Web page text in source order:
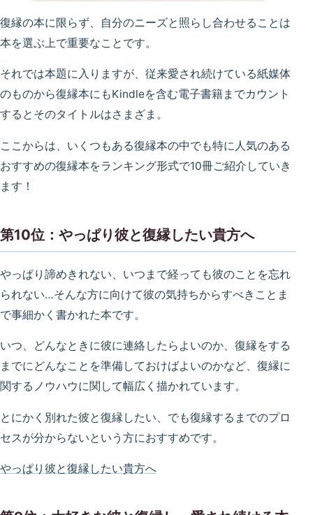
復縁の本に限らず、自分のニーズと照らし合わせることは
本を選ぶ上で重要なことです。
それでは本題に入りますが、従来愛され続けている紙媒体
のものから復縁本にもKindleを含む電子書籍までカウント
するとそのタイトルはさまざま。
ここからは、いくつもある復縁本の中でも特に人気のある
おすすめの復縁本をランキング形式で10冊ご紹介していき
ます！
第10位：やっぱり彼と復縁したい貴方へ
やっぱり諦めきれない、いつまで経っても彼のことを忘れ
られない…そんな方に向けて彼の気持ちからすべきことま
で事細かく書かれた本です。
いつ、どんなときに彼に連絡したらよいのか、復縁をする
までにどんなことを準備しておけばよいのかなど、復縁に
関するノウハウに関して幅広く描かれています。
とにかく別れた彼と復縁したい、でも復縁するまでのプロ
セスが分からないという方におすすめです。
やっぱり彼と復縁したい貴方へ